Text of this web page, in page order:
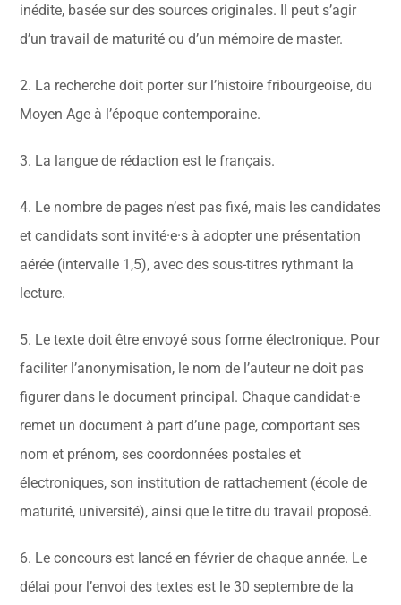
inédite, basée sur des sources originales. Il peut s’agir
d’un travail de maturité ou d’un mémoire de master.
2. La recherche doit porter sur l’histoire fribourgeoise, du
Moyen Age à l’époque contemporaine.
3. La langue de rédaction est le français.
4. Le nombre de pages n’est pas fixé, mais les candidates
et candidats sont invité·e·s à adopter une présentation
aérée (intervalle 1,5), avec des sous-titres rythmant la
lecture.
5. Le texte doit être envoyé sous forme électronique. Pour
faciliter l’anonymisation, le nom de l’auteur ne doit pas
figurer dans le document principal. Chaque candidat·e
remet un document à part d’une page, comportant ses
nom et prénom, ses coordonnées postales et
électroniques, son institution de rattachement (école de
maturité, université), ainsi que le titre du travail proposé.
6. Le concours est lancé en février de chaque année. Le
délai pour l’envoi des textes est le 30 septembre de la